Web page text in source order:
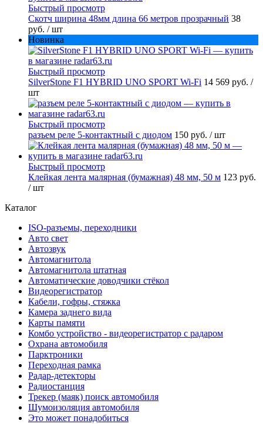
Быстрый просмотр
Скотч ширина 48мм длина 66 метров прозрачный 38
руб. / шт
Новинка
Быстрый просмотр
SilverStone F1 HYBRID UNO SPORT Wi-Fi 14 569 руб. /
шт
Быстрый просмотр
разъем реле 5-контактный с диодом 150 руб. / шт
Быстрый просмотр
Клейкая лента малярная (бумажная) 48 мм, 50 м 123 руб.
/ шт
Каталог
ISO-разъемы, переходники
Авто свет
Автозвук
Автомагнитола
Автомагнитола штатная
Автоматические доводчики стёкол
Видеорегистратор
Кабели, гофры, стяжка
Камера заднего вида
Карты памяти
Комбо устройство - видеорегистратор с радаром
Охрана автомобиля
Парктроники
Переходная рамка
Радар-детекторы
Радиостанция
Трекер (маяк) поиск автомобиля
Шумоизоляция автомобиля
Это может понадобиться